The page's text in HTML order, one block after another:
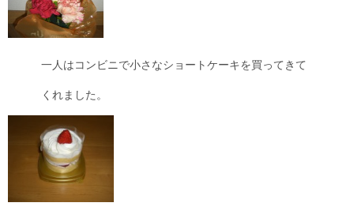
一人はコンビニで小さなショートケーキを買ってきて
くれました。